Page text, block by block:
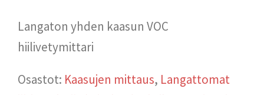
Langaton yhden kaasun VOC
hiilivetymittari
Osastot: Kaasujen mittaus, Langattomat